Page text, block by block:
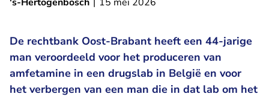
De rechtbank Oost-Brabant heeft een 44-jarige
man veroordeeld voor het produceren van
amfetamine in een drugslab in België en voor
het verbergen van een man die in dat lab om het